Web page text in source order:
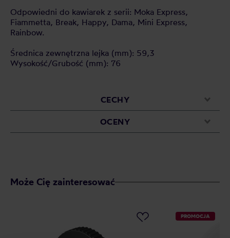
Odpowiedni do kawiarek z serii: Moka Express,
Fiammetta, Break, Happy, Dama, Mini Express,
Rainbow.
Średnica zewnętrzna lejka (mm): 59,3
Wysokość/Grubość (mm): 76
CECHY
OCENY
Może Cię zainteresować
PROMOCJA